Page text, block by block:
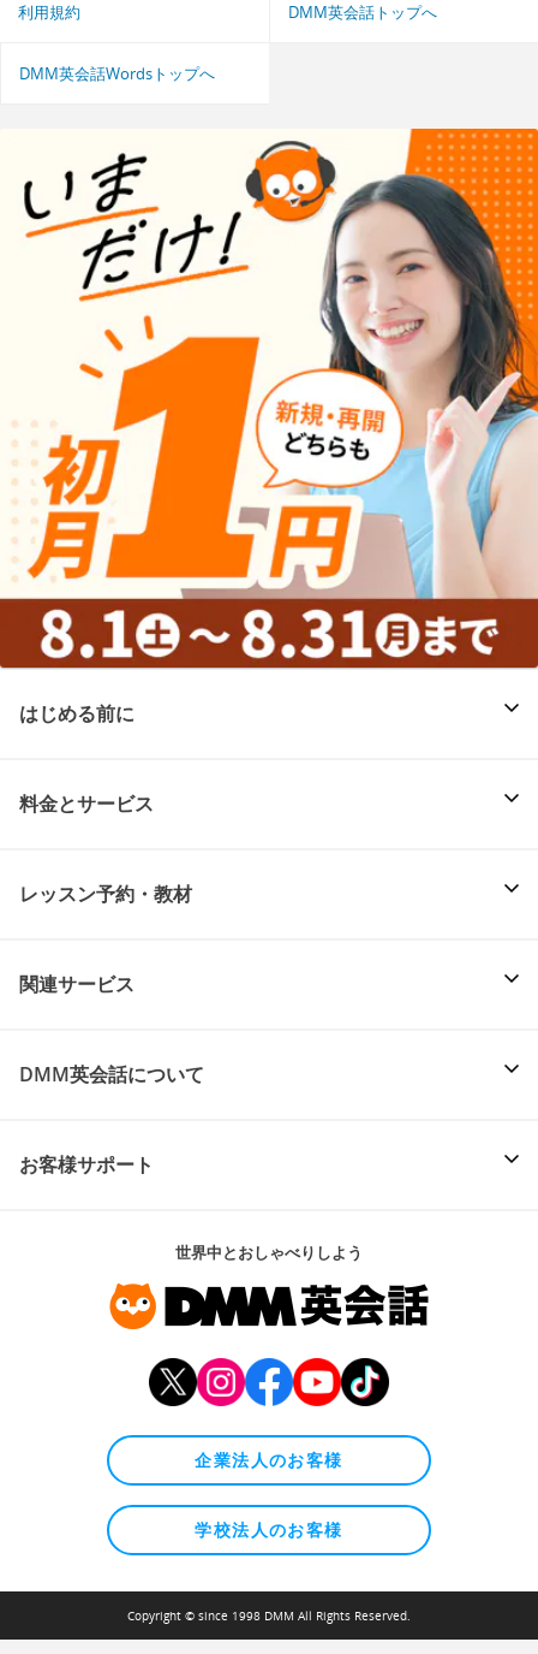
利用規約 DMM英会話トップへ
DMM英会話Wordsトップへ
はじめる前に
料金とサービス
レッスン予約・教材
関連サービス
DMM英会話について
お客様サポート
世界中とおしゃべりしよう
企業法人のお客様
学校法人のお客様
Copyright © since 1998 DMM All Rights Reserved.